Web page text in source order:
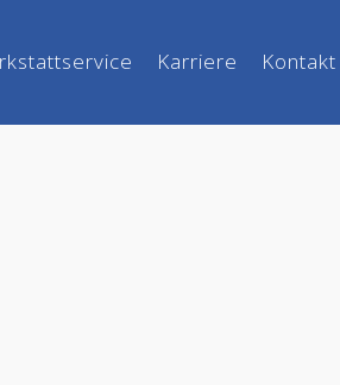
Karriere Kontakt